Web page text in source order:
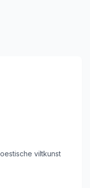
viltkunst